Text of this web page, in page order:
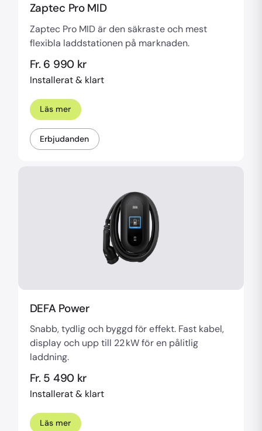
Zaptec Pro MID
Zaptec Pro MID är den säkraste och mest
flexibla laddstationen på marknaden.
Fr. 6 990 kr
Installerat & klart
Läs mer
Erbjudanden
DEFA Power
Snabb, tydlig och byggd för effekt. Fast kabel,
display och upp till 22 kW för en pålitlig
laddning.
Fr. 5 490 kr
Installerat & klart
Läs mer